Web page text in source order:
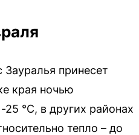
принесет
края ночью
°С, в других районах
тепло – до